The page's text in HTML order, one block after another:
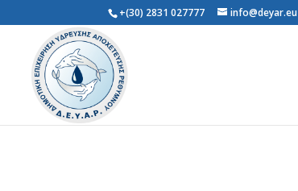
+(30) 2831 027777 info@deyar.eu